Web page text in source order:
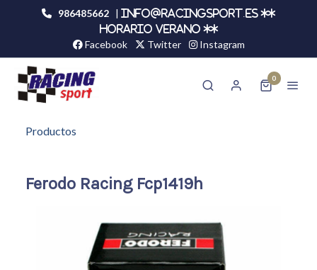
986485662 |
info@racingsport.es **
HORARIO VERANO **
Facebook Twitter Instagram
0
Productos
Ferodo Racing Fcp1419h